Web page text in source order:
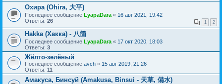
Охира (Ohira, 大平)
Последнее сообщение LyapaDara « 16 авг 2021, 19:42
Ответы: 26 1 2
Hakka (Хакка) - 八箇
Последнее сообщение LyapaDara « 17 окт 2020, 18:03
Ответы: 3
Жёлто-зелёный
Последнее сообщение avch « 15 авг 2019, 21:26
Ответы: 11
Амакуса, Бинсуй (Amakusa, Binsui - 天草, 備水)